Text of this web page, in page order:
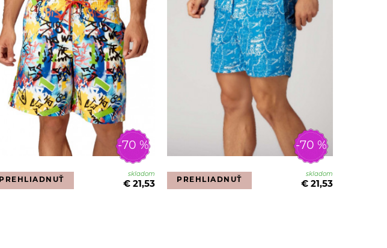
-70 %
PREHLIADNUŤ
skladom
€ 21,53
-70 %
PREHLIADNUŤ
skladom
€ 21,53